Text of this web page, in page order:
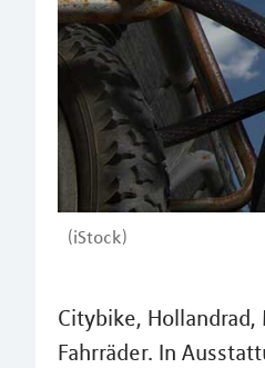
(iStock)
Citybike,
Fahrräder. In